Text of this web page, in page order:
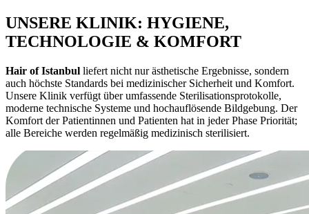
UNSERE KLINIK: HYGIENE,
TECHNOLOGIE & KOMFORT
Hair of Istanbul liefert nicht nur ästhetische Ergebnisse, sondern
auch höchste Standards bei medizinischer Sicherheit und Komfort.
Unsere Klinik verfügt über umfassende Sterilisationsprotokolle,
moderne technische Systeme und hochauflösende Bildgebung. Der
Komfort der Patientinnen und Patienten hat in jeder Phase Priorität;
alle Bereiche werden regelmäßig medizinisch sterilisiert.